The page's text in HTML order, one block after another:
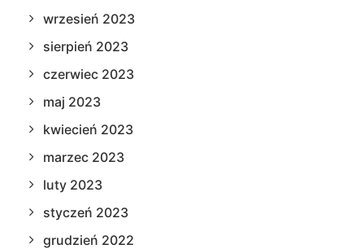
wrzesień 2023
sierpień 2023
czerwiec 2023
maj 2023
kwiecień 2023
marzec 2023
luty 2023
styczeń 2023
grudzień 2022